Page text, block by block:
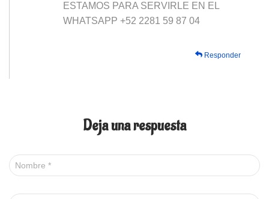
ESTAMOS PARA SERVIRLE EN EL
WHATSAPP +52 2281 59 87 04
Responder
Deja una respuesta
Nombre *